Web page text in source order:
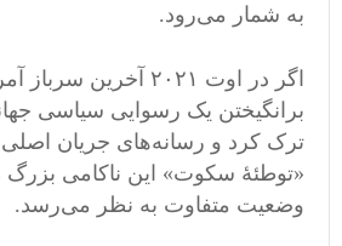
به شمار می‌رود.
اگر در اوت ۲۰۲۱ آخرین
برانگیختن یک رسوایی سیاسی
ترک کرد و رسانه‌های جریان
«توطئۀ سکوت» این ناکامی بزرگ
وضعیت متفاوت به نظر می‌رسد.